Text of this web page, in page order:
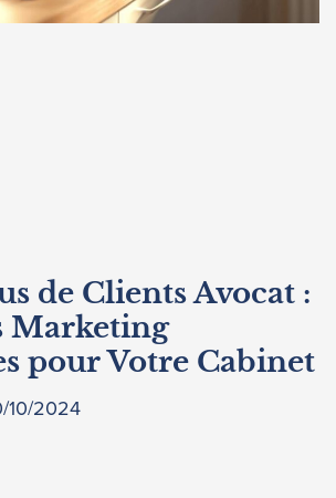
de Clients Avocat :
Marketing
pour Votre Cabinet
10/2024